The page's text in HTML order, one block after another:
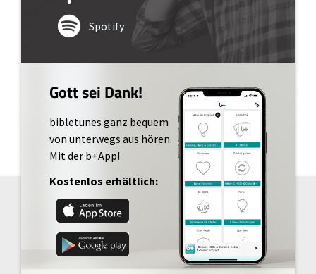
Spotify
Gott sei Dank!
bibletunes ganz bequem
von unterwegs aus hören.
Mit der b+App!
Kostenlos erhältlich: